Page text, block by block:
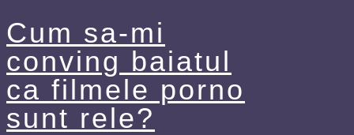
Cum sa-mi
conving baiatul
ca filmele porno
sunt rele?